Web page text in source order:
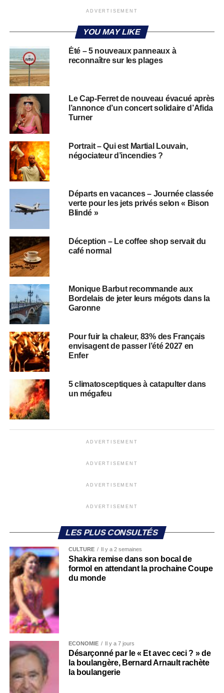
ADVERTISEMENT
YOU MAY LIKE
Été – 5 nouveaux panneaux à
reconnaître sur les plages
Le Cap-Ferret de nouveau évacué après
l’annonce d’un concert solidaire d’Afida
Turner
Portrait – Qui est Martial Louvain,
négociateur d’incendies ?
Départs en vacances – Journée classée
verte pour les jets privés selon « Bison
Blindé »
Déception – Le coffee shop servait du
café normal
Monique Barbut recommande aux
Bordelais de jeter leurs mégots dans la
Garonne
Pour fuir la chaleur, 83% des Français
envisagent de passer l’été 2027 en
Enfer
5 climatosceptiques à catapulter dans
un mégafeu
ADVERTISEMENT
ADVERTISEMENT
ADVERTISEMENT
ADVERTISEMENT
LES PLUS CONSULTÉS
CULTURE Il y a 2 semaines
Shakira remise dans son bocal de
formol en attendant la prochaine Coupe
du monde
ECONOMIE Il y a 7 jours
Désarçonné par le « Et avec ceci ? » de
la boulangère, Bernard Arnault rachète
la boulangerie